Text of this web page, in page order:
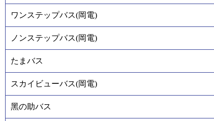
ワンステップバス(岡電)
ノンステップバス(岡電)
たまバス
スカイビューバス(岡電)
黑の助バス